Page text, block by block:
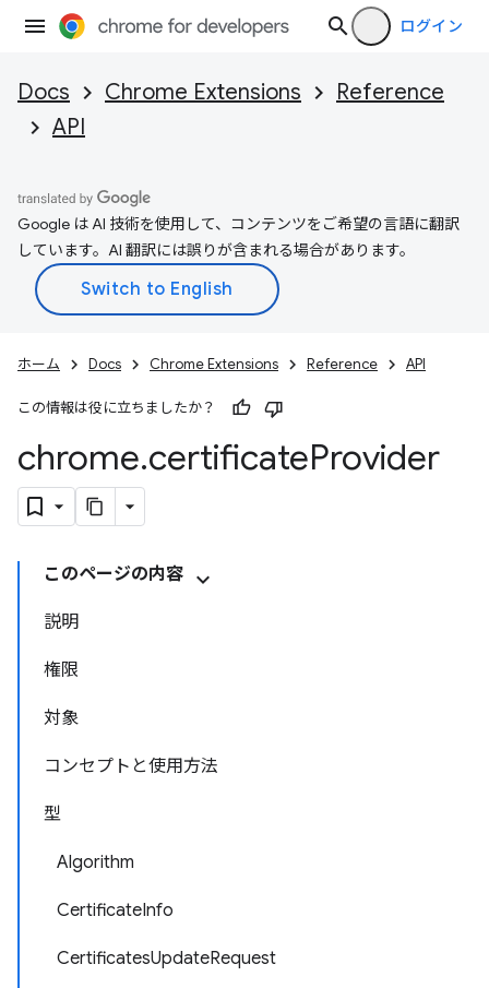
ログイン
Docs Chrome Extensions
Reference
API
Google は AI 技術を使用して、コンテンツをご希望の言語に翻訳
しています。AI 翻訳には誤りが含まれる場合があります。
ホーム Docs Chrome Extensions Reference API
この情報は役に立ちましたか？
chrome.certificateProvider
このページの内容
説明
権限
対象
コンセプトと使用方法
型
Algorithm
CertificateInfo
CertificatesUpdateRequest